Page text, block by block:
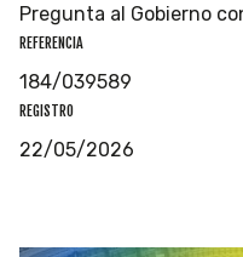
Pregunta al Gobierno
REFERENCIA
184/039589
REGISTRO
22/05/2026